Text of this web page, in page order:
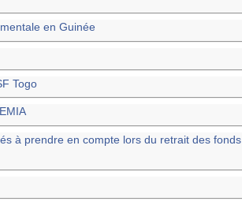
en Guinée
Togo
à prendre en compte lors du retrait des fonds